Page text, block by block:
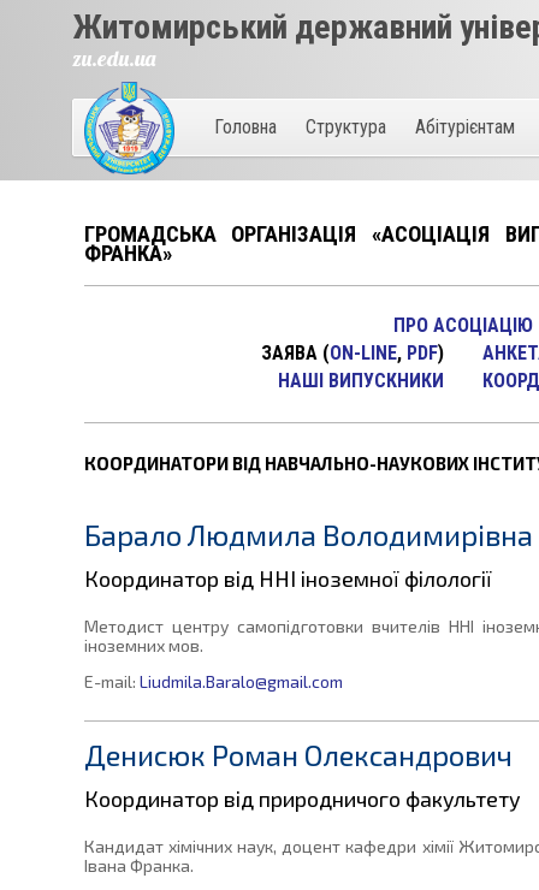
Житомирський державний
zu.edu.ua
Головна Структура Абітурієнтам
ГРОМАДСЬКА ОРГАНІЗАЦІЯ «АСОЦІАЦІЯ
ФРАНКА»
ПРО АСОЦІАЦІЮ
ЗАЯВА(ON-LINE, PDF)
НАШI ВИПУСКНИКИ
КООРДИНАТОРИ ВІД НАВЧАЛЬНО-НАУКОВИХ
Барало Людмила Володимирівна
Координатор від ННІ іноземної філології
Методист центру самопідготовки вчителів ННІ
іноземних мов.
E-mail: Liudmila.Baralo@gmail.com
Денисюк Роман Олександрович
Координатор від природничого факультету
Кандидат хімічних наук, доцент кафедри хімії
Івана Франка.